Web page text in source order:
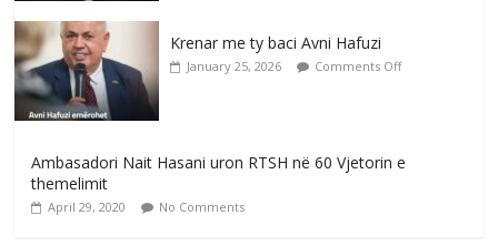
Krenar me ty baci Avni Hafuzi
January 25, 2026 Comments Off
Ambasadori Nait Hasani uron RTSH në 60 Vjetorin e
themelimit
April 29, 2020 No Comments